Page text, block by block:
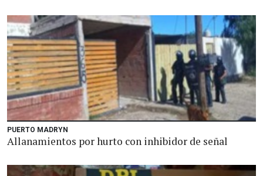
PUERTO MADRYN
Allanamientos por hurto con inhibidor de señal